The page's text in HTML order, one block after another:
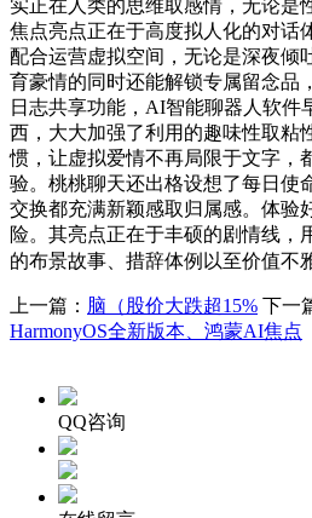
实正在人类的思维取感情，无论是
焦点亮点正在于高度拟人化的对话
配合运营虚拟空间，无论是深夜倾
育豪情的同时还能解锁专属留念品
日志共享功能，AI智能聊器人软件
西，大大加强了利用的趣味性取粘
惯，让虚拟爱情不再局限于文字，
验。桃桃聊天还出格设想了每日使
交换都充满新颖感取归属感。体验
险。其亮点正在于丰硕的剧情线，
的布景故事、措辞体例以至价值不
上一篇： 脑（股价大跌超15% 下一
HarmonyOS全新版本、鸿蒙AI焦点
QQ咨询